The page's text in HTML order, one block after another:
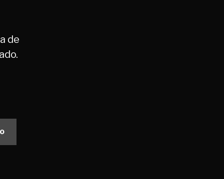
de